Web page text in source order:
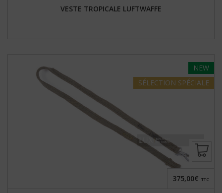
VESTE TROPICALE LUFTWAFFE
NEW
SÉLECTION SPÉCIALE
375,00€ TTC